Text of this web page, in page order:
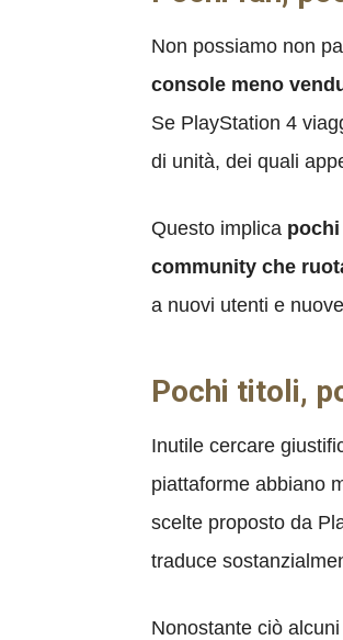
Non possiamo non
console meno
Se PlayStation 4
di unità, dei quali
Questo implica
community che
a nuovi utenti e
Pochi titoli,
Inutile cercare
piattaforme abbiano
scelte proposto da
traduce
Nonostante ciò